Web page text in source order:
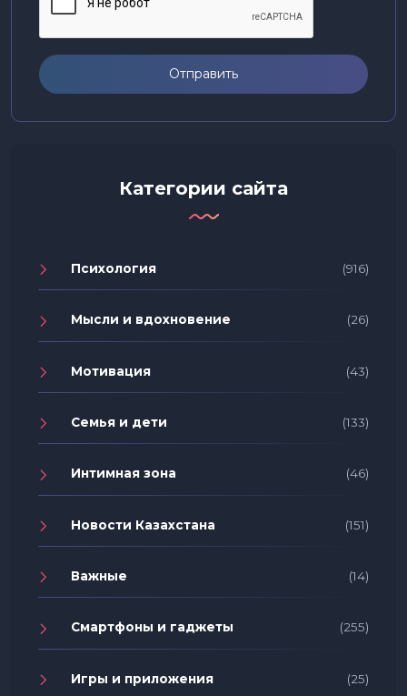
Отправить
Категории сайта
Психология (916)
Мысли и вдохновение (26)
Мотивация (43)
Семья и дети (133)
Интимная зона (46)
Новости Казахстана (151)
Важные (14)
Смартфоны и гаджеты (255)
Игры и приложения (25)